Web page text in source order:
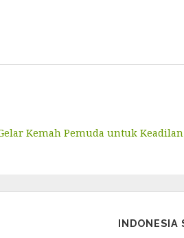
Kemah Pemuda untuk Keadilan
INDONESIA